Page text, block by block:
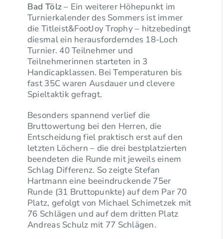
Bad Tölz– Ein weiterer Höhepunkt im
Turnierkalender des Sommers ist immer
die Titleist&FootJoy Trophy – hitzebedingt
diesmal ein herausforderndes 18-Loch
Turnier. 40 Teilnehmer und
Teilnehmerinnen starteten in 3
Handicapklassen. Bei Temperaturen bis
fast 35C waren Ausdauer und clevere
Spieltaktik gefragt.
Besonders spannend verlief die
Bruttowertung bei den Herren, die
Entscheidung fiel praktisch erst auf den
letzten Löchern – die drei bestplatzierten
beendeten die Runde mit jeweils einem
Schlag Differenz. So zeigte Stefan
Hartmann eine beeindruckende 75er
Runde (31 Bruttopunkte) auf dem Par 70
Platz, gefolgt von Michael Schimetzek mit
76 Schlägen und auf dem dritten Platz
Andreas Schulz mit 77 Schlägen.